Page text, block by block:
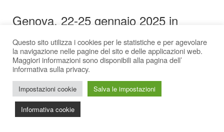
Genova, 22-25 gennaio 2025 in
Specializzazione in Beni Architettonici
e del Paesaggio di Genova
Questo sito utilizza i cookies per le statistiche e per agevolare
la navigazione nelle pagine del sito e delle applicazioni web.
Maggiori informazioni sono disponibili alla pagina dell’
informativa sulla privacy.
Impostazioni cookie Salva le impostazioni
Informativa cookie